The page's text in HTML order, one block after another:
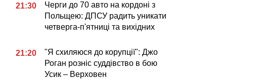
21:30
Черги до 70 авто на кордоні з
Польщею: ДПСУ радить уникати
четверга-п'ятниці та вихідних
21:20
"Я схиляюся до корупції": Джо
Роган розніс суддівство в бою
Усик – Верховен